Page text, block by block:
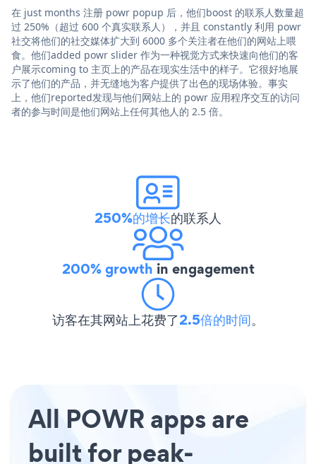
在 just months 注册 powr popup 后，他们boost 的联系人数量超
过 250%（超过 600 个真实联系人），并且 constantly 利用 powr
社交将他们的社交媒体扩大到 6000 多个关注者在他们的网站上喂
食。他们added powr slider 作为一种视觉方式来快速向他们的客
户展示coming to 主页上的产品在现实生活中的样子。它很好地展
示了他们的产品，并无缝地为客户提供了出色的现场体验。事实
上，他们reported发现与他们网站上的 powr 应用程序交互的访问
者的参与时间是他们网站上任何其他人的 2.5 倍。
250%的增长的联系人
200% growth in engagement
访客在其网站上花费了2.5倍的时间。
All POWR apps are
built for peak-